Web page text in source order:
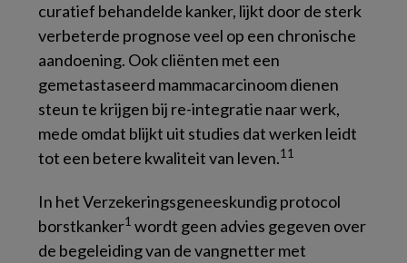
curatief behandelde kanker, lijkt door de sterk
verbeterde prognose veel op een chronische
aandoening. Ook cliënten met een
gemetastaseerd mammacarcinoom dienen
steun te krijgen bij re-integratie naar werk,
mede omdat blijkt uit studies dat werken leidt
tot een betere kwaliteit van leven.11
In hetVerzekeringsgeneeskundig protocol
borstkanker1 wordt geen advies gegeven over
de begeleiding van de vangnetter met